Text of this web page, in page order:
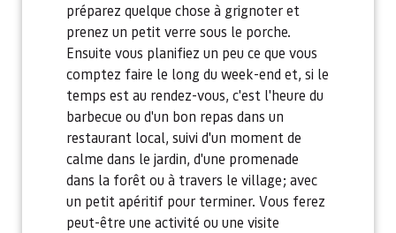
préparez quelque chose à grignoter et
prenez un petit verre sous le porche.
Ensuite vous planifiez un peu ce que vous
comptez faire le long du week-end et, si le
temps est au rendez-vous, c'est l'heure du
barbecue ou d'un bon repas dans un
restaurant local, suivi d'un moment de
calme dans le jardin, d'une promenade
dans la forêt ou à travers le village; avec
un petit apéritif pour terminer. Vous ferez
peut-être une activité ou une visite